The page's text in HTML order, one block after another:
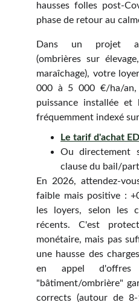
hausses folles post-
phase de retour au
Dans un projet
(ombrières sur
maraîchage), votre
000 à 5 000 €/ha/
puissance installée
fréquemment indexé
Le tarif d'achat
Ou directement
clause du bail/
En 2026, attendez-
faible mais positive :
les loyers, selon les
récents. C'est
monétaire, mais pas
une hausse des
en appel d'offres
"bâtiment/ombrière"
corrects (autour de